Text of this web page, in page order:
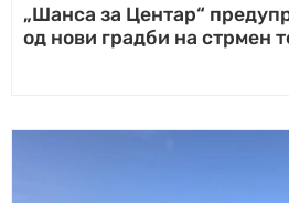
„Шанса за Центар“
од нови градби на стрмен